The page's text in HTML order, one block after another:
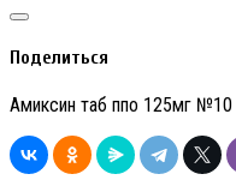
Поделиться
Амиксин таб ппо 125мг №10